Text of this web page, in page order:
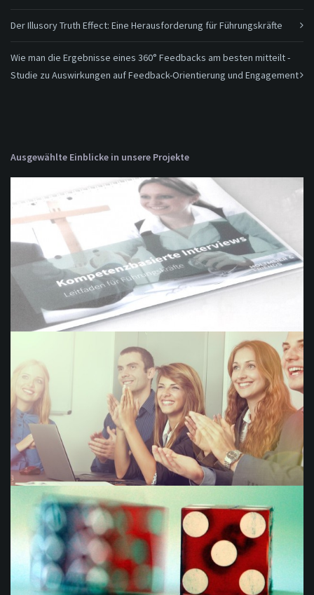
Der Illusory Truth Effect: Eine Herausforderung für Führungskräfte
Wie man die Ergebnisse eines 360° Feedbacks am besten mitteilt -
Studie zu Auswirkungen auf Feedback-Orientierung und Engagement
Ausgewählte Einblicke in unsere Projekte